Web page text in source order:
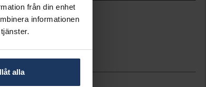
från din enhet
informationen
alla
Guld